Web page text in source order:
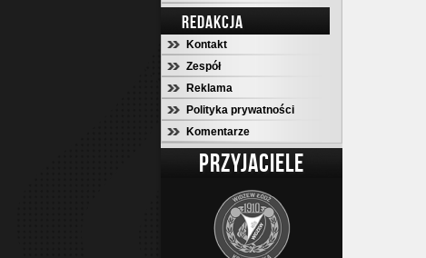
REDAKCJA
Kontakt
Zespół
Reklama
Polityka prywatności
Komentarze
PRZYJACIELE